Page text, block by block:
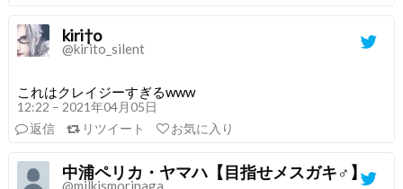
kiri†o
@kirito_silent
これはクレイジーすぎるwww
12:22 – 2021年04月05日
返信
リツイート お気に入り
中浦ペリカ・ヤマハ【目指せメスガキ♂】
@milkismorinaga